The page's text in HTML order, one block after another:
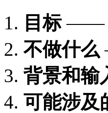
目标——
不做什么
背景和输
可能涉及